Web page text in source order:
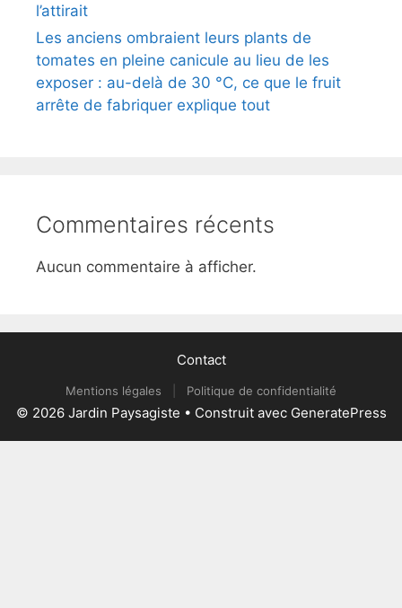
l’attirait
Les anciens ombraient leurs plants de
tomates en pleine canicule au lieu de les
exposer : au-delà de 30 °C, ce que le fruit
arrête de fabriquer explique tout
Commentaires récents
Aucun commentaire à afficher.
Contact
Mentions légales Politique de confidentialité
© 2026 Jardin Paysagiste • Construit avec GeneratePress